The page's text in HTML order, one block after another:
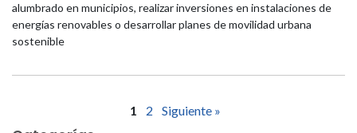
alumbrado en municipios, realizar inversiones en instalaciones de
energías renovables o desarrollar planes de movilidad urbana
sostenible
1 2 Siguiente »